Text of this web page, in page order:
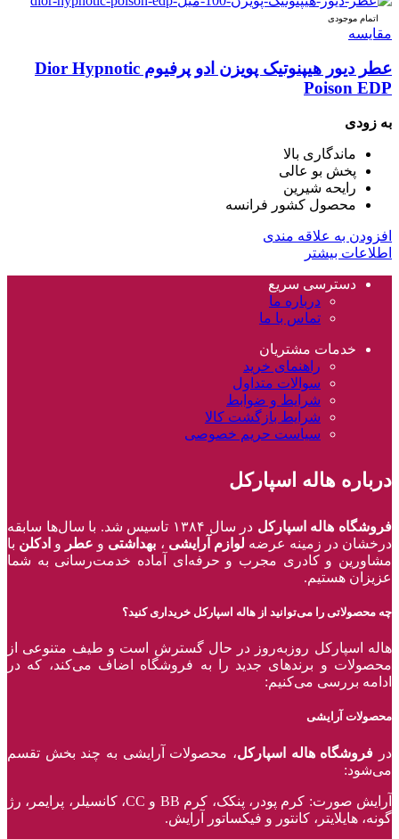
اتمام موجودی
مقایسه
عطر دیور هیپنوتیک پویزن ادو پرفیوم Dior Hypnotic
Poison EDP
به زودی
ماندگاری بالا
پخش بو عالی
رایحه شیرین
محصول کشور فرانسه
افزودن به علاقه مندی
اطلاعات بیشتر
دسترسی سریع
درباره ما
تماس با ما
خدمات مشتریان
راهنمای خرید
سوالات متداول
شرایط و ضوابط
شرایط بازگشت کالا
سیاست حریم خصوصی
درباره هاله اسپارکل
فروشگاه هاله اسپارکل
در سال ۱۳۸۴ تاسیس شد. با سال‌ها سابقه
درخشان در زمینه عرضه لوازم آرایشی ، بهداشتی و عطر و ادکلن با
مشاورین و کادری مجرب و حرفه‌ای آماده خدمت‌رسانی به شما
عزیزان هستیم.
چه محصولاتی را می‌توانید از هاله اسپارکل خریداری کنید؟
هاله اسپارکل روزبه‌روز در حال گسترش است و طیف متنوعی از
محصولات و برند‌های جدید را به فروشگاه اضاف می‌کند، که در
ادامه بررسی می‌کنیم:
محصولات آرایشی
در فروشگاه هاله اسپارکل، محصولات آرایشی به چند بخش تقسم
می‌شود:
آرایش صورت: کرم پودر، پنکک، کرم BB و CC، کانسیلر، پرایمر، رژ‌
گونه، هایلایتر، کانتور و فیکساتور آرایش.